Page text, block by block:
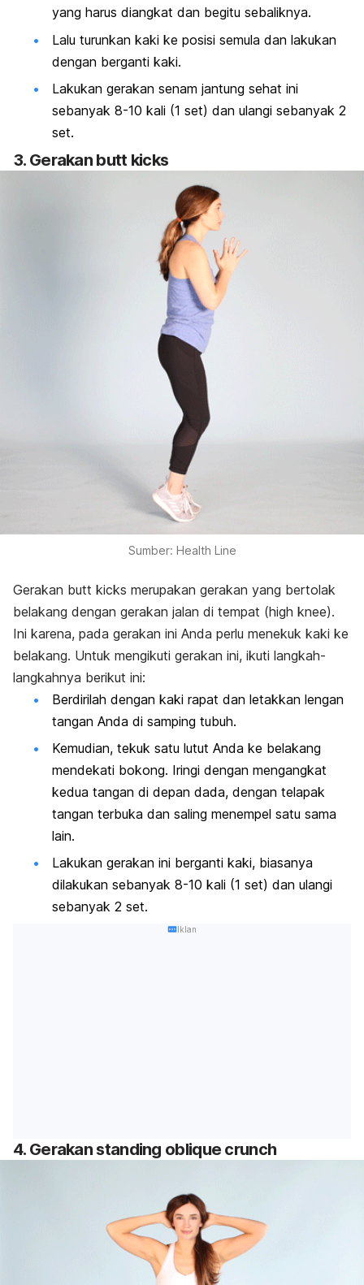
yang harus diangkat dan begitu sebaliknya.
Lalu turunkan kaki ke posisi semula dan lakukan
dengan berganti kaki.
Lakukan gerakan senam jantung sehat ini
sebanyak 8-10 kali (1 set) dan ulangi sebanyak 2
set.
3. Gerakan butt kicks
Sumber: Health Line
Gerakan butt kicks merupakan gerakan yang bertolak
belakang dengan gerakan jalan di tempat (high knee).
Ini karena, pada gerakan ini Anda perlu menekuk kaki ke
belakang. Untuk mengikuti gerakan ini, ikuti langkah-
langkahnya berikut ini:
Berdirilah dengan kaki rapat dan letakkan lengan
tangan Anda di samping tubuh.
Kemudian, tekuk satu lutut Anda ke belakang
mendekati bokong. Iringi dengan mengangkat
kedua tangan di depan dada, dengan telapak
tangan terbuka dan saling menempel satu sama
lain.
Lakukan gerakan ini berganti kaki, biasanya
dilakukan sebanyak 8-10 kali (1 set) dan ulangi
sebanyak 2 set.
Iklan
4. Gerakan standing oblique crunch